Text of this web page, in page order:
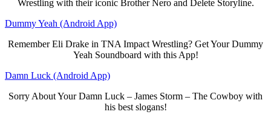
Wrestling with their iconic Brother Nero and Delete Storyline.
Dummy Yeah (Android App)
Remember Eli Drake in TNA Impact Wrestling? Get Your Dummy
Yeah Soundboard with this App!
Damn Luck (Android App)
Sorry About Your Damn Luck – James Storm – The Cowboy with
his best slogans!